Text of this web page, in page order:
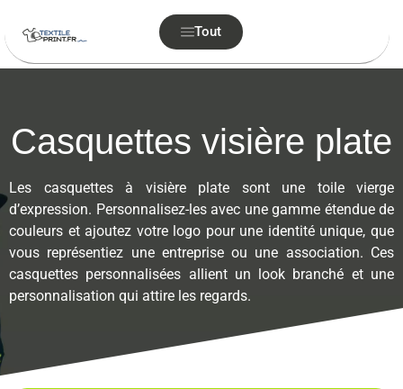
Tout
Casquettes visière plate
Les casquettes à visière plate sont une toile vierge
d’expression. Personnalisez-les avec une gamme étendue de
couleurs et ajoutez votre logo pour une identité unique, que
vous représentiez une entreprise ou une association. Ces
casquettes personnalisées allient un look branché et une
personnalisation qui attire les regards.